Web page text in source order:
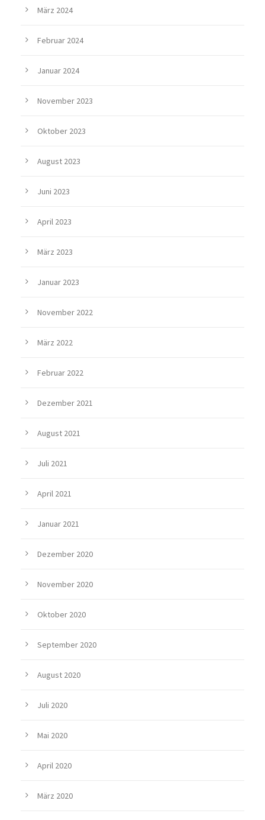
März 2024
Februar 2024
Januar 2024
November 2023
Oktober 2023
August 2023
Juni 2023
April 2023
März 2023
Januar 2023
November 2022
März 2022
Februar 2022
Dezember 2021
August 2021
Juli 2021
April 2021
Januar 2021
Dezember 2020
November 2020
Oktober 2020
September 2020
August 2020
Juli 2020
Mai 2020
April 2020
März 2020